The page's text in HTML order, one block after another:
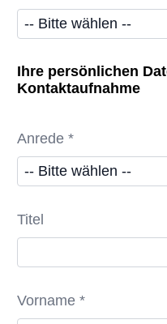
Ihre persönlichen
Kontaktaufnahme
Anrede *
Titel
Vorname *